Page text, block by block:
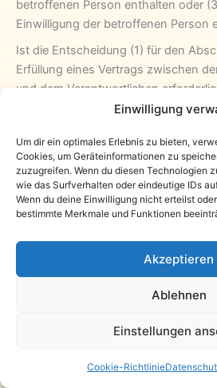
Einwilligung
Um dir ein optimales Erlebnis zu bieten,
Cookies, um Geräteinformationen zu
zuzugreifen. Wenn du diesen Technologien
wie das Surfverhalten oder eindeutige IDs
Wenn du deine Einwilligung nicht erteilst
bestimmte Merkmale und Funktionen
Akzeptieren
Ablehnen
Einstellungen
Cookie-Richtlinie
betroffenen Person enthalten oder
Einwilligung der betroffenen Person
Ist die Entscheidung (1) für den
Erfüllung eines Vertrags zwischen
und dem Verantwortlichen
mit ausdrücklicher Einwilligung der
Maßnahmen, um die Rechte und
berechtigten Interessen der
wozu mindestens das Recht auf
einer Person seitens des
des eigenen Standpunkts und auf
Entscheidung gehört.
Möchte die betroffene Person
Verarbeitung Verantwortlichen